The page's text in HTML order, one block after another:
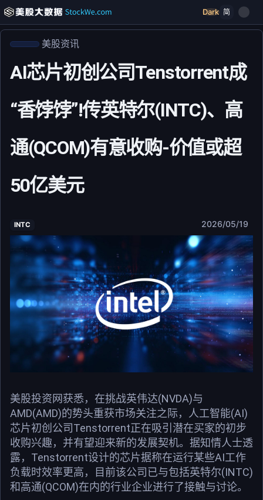
Dark 简
美股资讯
AI芯片初创公司Tenstorrent成
“香饽饽”!传英特尔(INTC)、高
通(QCOM)有意收购-价值或超
50亿美元
INTC 2026/05/19
美股投资网获悉，在挑战英伟达(NVDA)与
AMD(AMD)的势头重获市场关注之际，人工智能(AI)
芯片初创公司Tenstorrent正在吸引潜在买家的初步
收购兴趣，并有望迎来新的发展契机。据知情人士透
露，Tenstorrent设计的芯片据称在运行某些AI工作
负载时效率更高，目前该公司已与包括英特尔(INTC)
和高通(QCOM)在内的行业企业进行了接触与讨论。